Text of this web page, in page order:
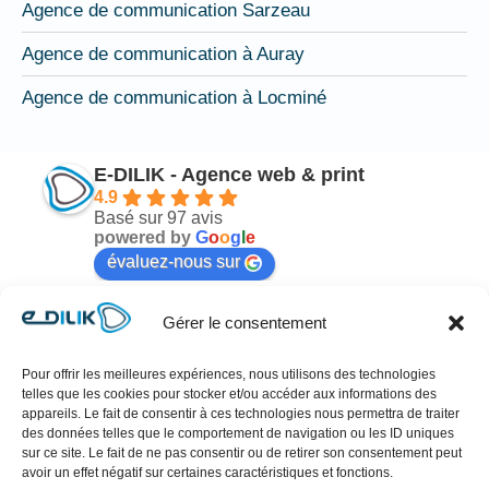
Gérer le consentement
Pour offrir les meilleures expériences, nous utilisons des technologies
telles que les cookies pour stocker et/ou accéder aux informations des
appareils. Le fait de consentir à ces technologies nous permettra de traiter
des données telles que le comportement de navigation ou les ID uniques
sur ce site. Le fait de ne pas consentir ou de retirer son consentement peut
avoir un effet négatif sur certaines caractéristiques et fonctions.
Agence de communication Sarzeau
Agence de communication à Auray
Agence de communication à Locminé
E-DILIK - Agence web & print
4.9
Basé sur 97 avis
powered by Goog e
évaluez-nous sur
Très satisfait du travail réalisé pour le logo de mon
entreprise.Professionnel à l’écoute, plusieurs
propositions ont été faites jusqu’à trouver la